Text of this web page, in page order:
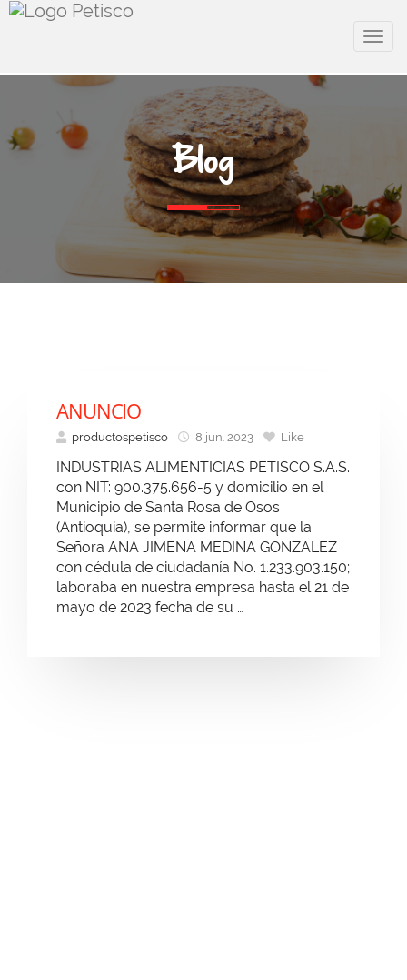
Menu
Blog
ANUNCIO
productospetisco 8 jun. 2023 Like
INDUSTRIAS ALIMENTICIAS PETISCO S.A.S.
con NIT: 900.375.656-5 y domicilio en el
Municipio de Santa Rosa de Osos
(Antioquia), se permite informar que la
Señora ANA JIMENA MEDINA GONZALEZ
con cédula de ciudadanía No. 1.233.903.150;
laboraba en nuestra empresa hasta el 21 de
mayo de 2023 fecha de su …